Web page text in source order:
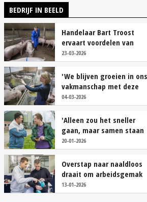
BEDRIJF IN BEELD
Handelaar Bart Troost
ervaart voordelen van
coöperatieve voerfusie
23-03-2026
'We blijven groeien in ons
vakmanschap met deze
teamaanpak'
04-03-2026
'Alleen zou het sneller
gaan, maar samen staan
we stukken sterker'
20-01-2026
Overstap naar naaldloos
draait om arbeidsgemak
en diervriendelijkheid
13-01-2026